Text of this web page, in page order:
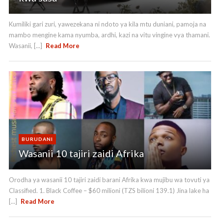
Kumiliki gari zuri, yawezekana ni ndoto ya kila mtu duniani, pamoja na
mambo mengine kama nyumba, ardhi, kazi na vitu vingine vya thamani.
Wasanii, [...]
Read More
BURUDANI
Wasanii 10 tajiri zaidi Afrika
Orodha ya wasanii 10 tajiri zaidi barani Afrika kwa mujibu wa tovuti ya
Classified. 1. Black Coffee – $60 milioni (TZS bilioni 139.1) Jina lake ha
[...]
Read More